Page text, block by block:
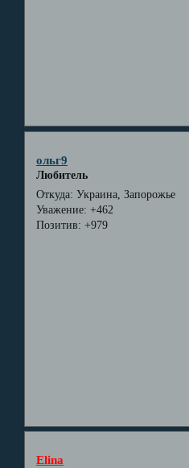
ольг9
Любитель
Откуда: Украина, Запорожье
Уважение: +462
Позитив: +979
Elina